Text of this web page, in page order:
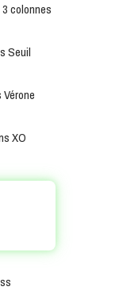
colonnes
Seuil
XO